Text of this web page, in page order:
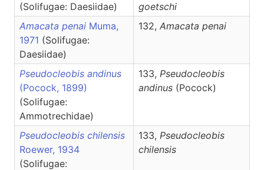
(Solifugae: Daesiidae)
goetschi
Amacata penai Muma,
1971 (Solifugae:
Daesiidae)
132, Amacata penai
Pseudocleobis andinus
(Pocock, 1899)
(Solifugae:
Ammotrechidae)
133, Pseudocleobis
andinus (Pocock)
Pseudocleobis chilensis
Roewer, 1934
(Solifugae:
133, Pseudocleobis
chilensis